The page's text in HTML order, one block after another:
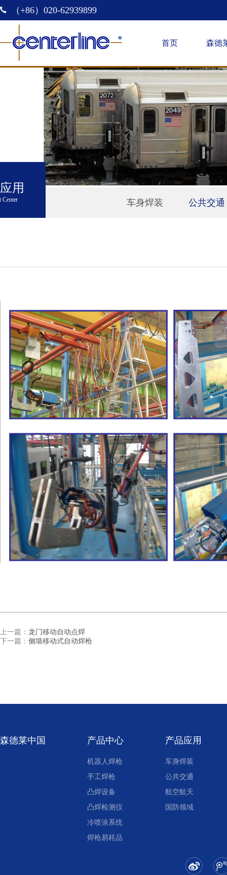
（+86）020-62939899
首页 森德
车身焊装 公共交通
用
Center
上一篇： 龙门移动自动点焊
下一篇： 侧墙移动式自动焊枪
森德莱中国 产品中心
机器人焊枪
手工焊枪
凸焊设备
凸焊检测仪
冷喷涂系统
焊枪易耗品
产品应用
车身焊装
公共交通
航空航天
国防领域